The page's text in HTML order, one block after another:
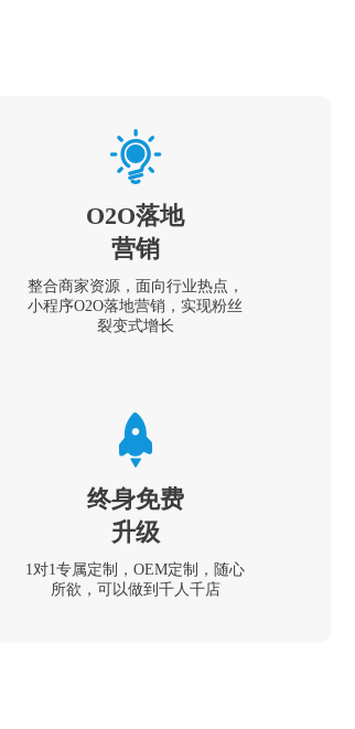
O2O落地
营销
整合商家资源，面向行业热点，
小程序O2O落地营销，实现粉丝
裂变式增长
终身免费
升级
1对1专属定制，OEM定制，随心
所欲，可以做到千人千店